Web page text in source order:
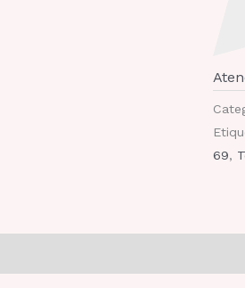
69,